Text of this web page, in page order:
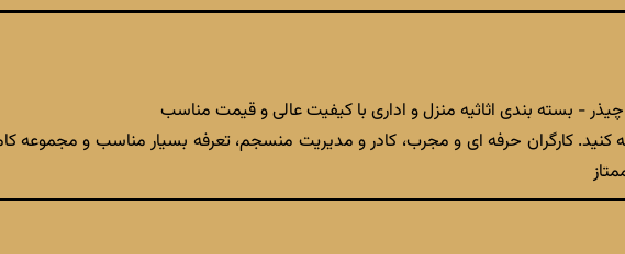
- بسته بندی اثاثیه منزل و اداری با کیفیت عالی و قیمت مناسب
کنید. کارگران حرفه ای و مجرب، کادر و مدیریت منسجم، تعرفه بسیار مناسب و مجموعه